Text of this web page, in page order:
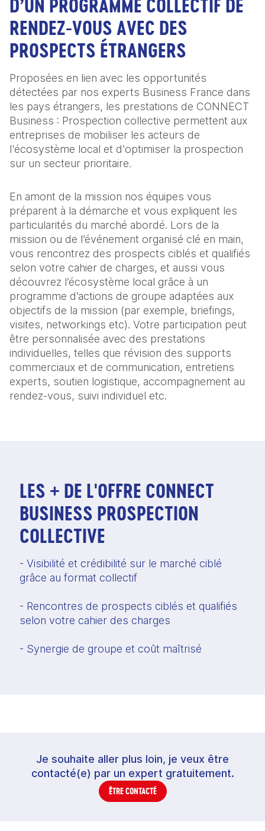
D’UN PROGRAMME COLLECTIF DE
RENDEZ-VOUS AVEC DES
PROSPECTS ÉTRANGERS
Proposées en lien avec les opportunités
détectées par nos experts Business France dans
les pays étrangers, les prestations de CONNECT
Business : Prospection collective permettent aux
entreprises de mobiliser les acteurs de
l'écosystème local et d'optimiser la prospection
sur un secteur prioritaire.
En amont de la mission nos équipes vous
préparent à la démarche et vous expliquent les
particularités du marché abordé. Lors de la
mission ou de l’événement organisé clé en main,
vous rencontrez des prospects ciblés et qualifiés
selon votre cahier de charges, et aussi vous
découvrez l’écosystème local grâce à un
programme d’actions de groupe adaptées aux
objectifs de la mission (par exemple, briefings,
visites, networkings etc). Votre participation peut
être personnalisée avec des prestations
individuelles, telles que révision des supports
commerciaux et de communication, entretiens
experts, soutien logistique, accompagnement au
rendez-vous, suivi individuel etc.
LES + DE L'OFFRE CONNECT
BUSINESS PROSPECTION
COLLECTIVE
- Visibilité et crédibilité sur le marché ciblé
grâce au format collectif
- Rencontres de prospects ciblés et qualifiés
selon votre cahier des charges
- Synergie de groupe et coût maîtrisé
Je souhaite aller plus loin, je veux être
contacté(e) par un expert gratuitement.
ÊTRE CONTACTÉ